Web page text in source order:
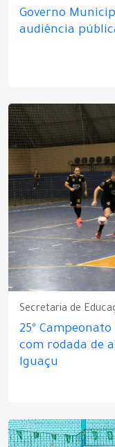
Governo
audiência
Secretaria de
25º
com rodada de
Iguaçu